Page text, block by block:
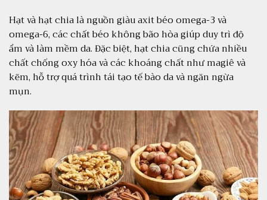
Hạt và hạt chia là nguồn giàu axit béo omega-3 và
omega-6, các chất béo không bão hòa giúp duy trì độ
ẩm và làm mềm da. Đặc biệt, hạt chia cũng chứa nhiều
chất chống oxy hóa và các khoáng chất như magiê và
kẽm, hỗ trợ quá trình tái tạo tế bào da và ngăn ngừa
mụn.